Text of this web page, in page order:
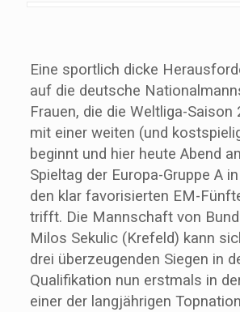
Eine sportlich dicke
auf die deutsche
Frauen, die die Weltliga-Saison
mit einer weiten (und
beginnt und hier heute Abend
Spieltag der Europa-Gruppe A
den klar favorisierten EM-
trifft. Die Mannschaft von
Milos Sekulic (Krefeld) kann
drei überzeugenden Siegen in
Qualifikation nun erstmals in
einer der langjährigen